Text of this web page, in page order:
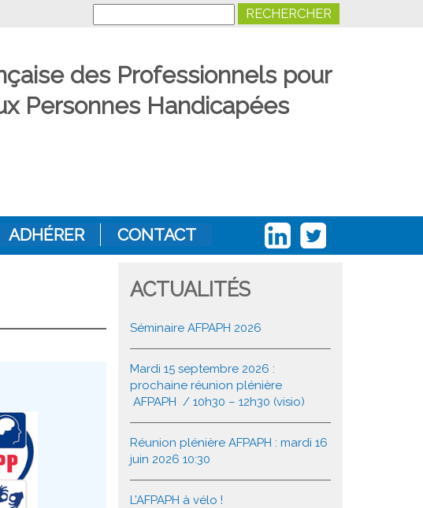
des Professionnels pour
Personnes Handicapées
ADHÉRER CONTACT
ACTUALITÉS
Séminaire AFPAPH 2026
Mardi 15 septembre 2026 :
prochaine réunion plénière
AFPAPH / 10h30 – 12h30 (visio)
Réunion plénière AFPAPH : mardi 16
juin 2026 10:30
L’AFPAPH à vélo !